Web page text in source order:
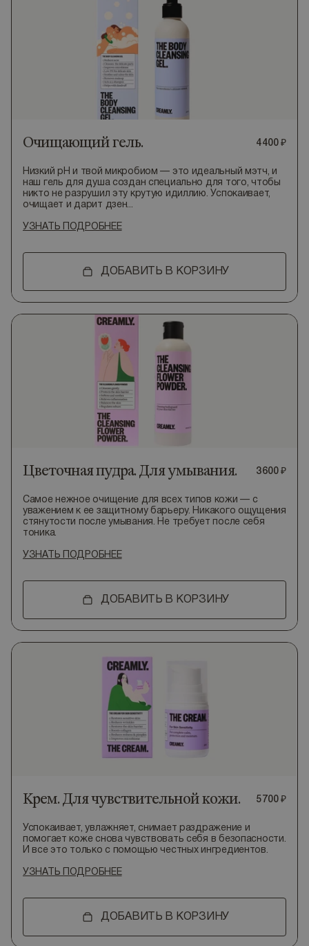
Очищающий гель. 4400₽
Низкий pH и твой микробиом — это идеальный мэтч, и
наш гель для душа создан специально для того, чтобы
никто не разрушил эту крутую идиллию. Успокаивает,
очищает и дарит дзен...
УЗНАТЬ ПОДРОБНЕЕ
ДОБАВИТЬ В КОРЗИНУ
Цветочная пудра. Для умывания. 3600₽
Самое нежное очищение для всех типов кожи — с
уважением к ее защитному барьеру. Никакого ощущения
стянутости после умывания. Не требует после себя
тоника.
УЗНАТЬ ПОДРОБНЕЕ
ДОБАВИТЬ В КОРЗИНУ
Крем. Для чувствительной кожи. 5 700₽
Успокаивает, увлажняет, снимает раздражение и
помогает коже снова чувствовать себя в безопасности.
И все это только с помощью честных ингредиентов.
УЗНАТЬ ПОДРОБНЕЕ
ДОБАВИТЬ В КОРЗИНУ